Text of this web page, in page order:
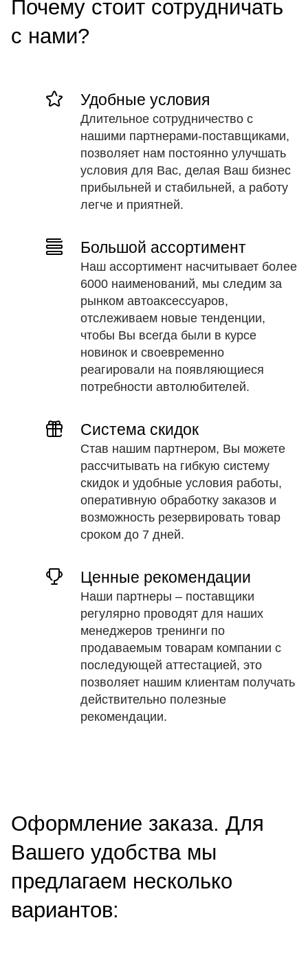
Почему стоит сотрудничать
с нами?
Удобные условия
Длительное сотрудничество с
нашими партнерами-поставщиками,
позволяет нам постоянно улучшать
условия для Вас, делая Ваш бизнес
прибыльней и стабильней, а работу
легче и приятней.
Большой ассортимент
Наш ассортимент насчитывает более
6000 наименований, мы следим за
рынком автоаксессуаров,
отслеживаем новые тенденции,
чтобы Вы всегда были в курсе
новинок и своевременно
реагировали на появляющиеся
потребности автолюбителей.
Система скидок
Став нашим партнером, Вы можете
рассчитывать на гибкую систему
скидок и удобные условия работы,
оперативную обработку заказов и
возможность резервировать товар
сроком до 7 дней.
Ценные рекомендации
Наши партнеры – поставщики
регулярно проводят для наших
менеджеров тренинги по
продаваемым товарам компании с
последующей аттестацией, это
позволяет нашим клиентам получать
действительно полезные
рекомендации.
Оформление заказа. Для
Вашего удобства мы
предлагаем несколько
вариантов: